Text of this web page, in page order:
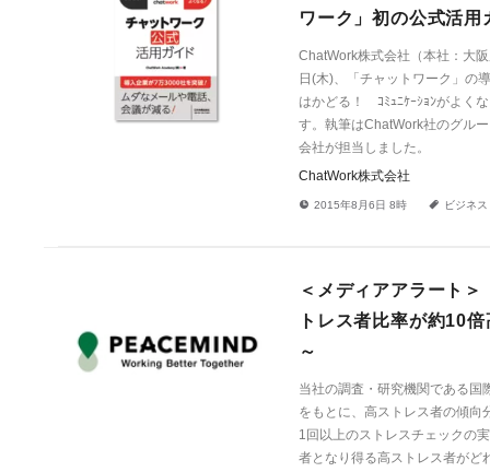
ワーク」初の公式活
ChatWork株式会社（本社：大
日(木)、「チャットワーク」の
はかどる！ ｺﾐｭﾆｹｰｼｮﾝがよく
す。執筆はChatWork社のグル
会社が担当しました。
ChatWork株式会社
! 2015年8月6日 8時 a ビジネ
＜メディアアラート
トレス者比率が約10
～
当社の調査・研究機関である国
をもとに、高ストレス者の傾向
1回以上のストレスチェックの
者となり得る高ストレス者がど